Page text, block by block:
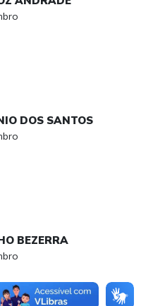
DOS SANTOS
BEZERRA